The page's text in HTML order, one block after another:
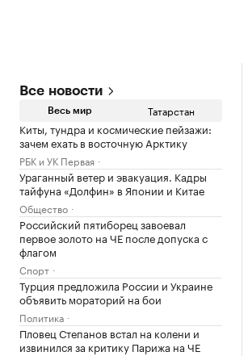
Все новости
Весь мир Татарстан
Киты, тундра и космические пейзажи:
зачем ехать в восточную Арктику
РБК и УК Первая
Ураганный ветер и эвакуация. Кадры
тайфуна «Долфин» в Японии и Китае
Общество
Российский пятиборец завоевал
первое золото на ЧЕ после допуска с
флагом
Спорт
Турция предложила России и Украине
объявить мораторий на бои
Политика
Пловец Степанов встал на колени и
извинился за критику Парижа на ЧЕ